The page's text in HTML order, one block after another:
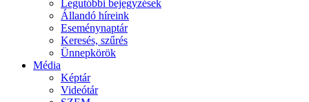
Legutóbbi bejegyzések
Állandó híreink
Eseménynaptár
Keresés, szűrés
Ünnepkörök
Média
Képtár
Videótár